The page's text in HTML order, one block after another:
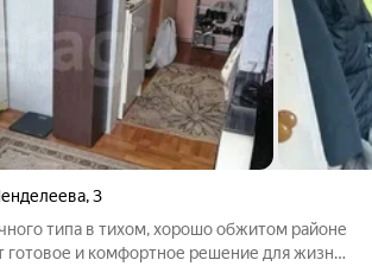
,3
типа в тихом, хорошо обжитом районе
готовое и комфортное решение для жизни.